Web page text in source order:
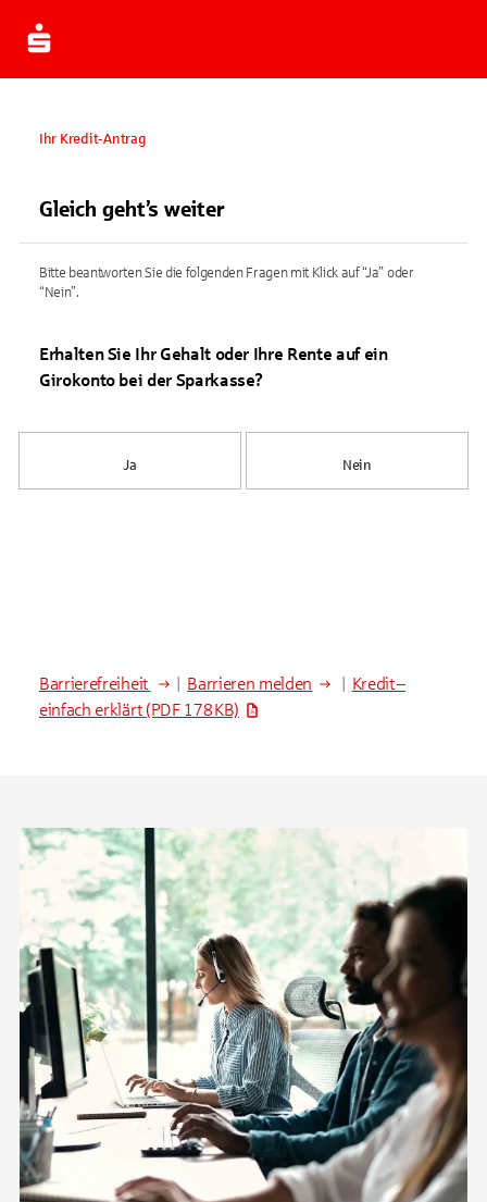
Ihr Kredit-Antrag
Gleich geht’s weiter
Bitte beantworten Sie die folgenden Fragen mit Klick auf “Ja” oder
“Nein”.
Erhalten Sie Ihr Gehalt oder Ihre Rente auf ein
Girokonto bei der Sparkasse?
Ja Nein
Barrierefreiheit Barrieren melden
Kredit –
einfach erklärt (PDF 178 KB)